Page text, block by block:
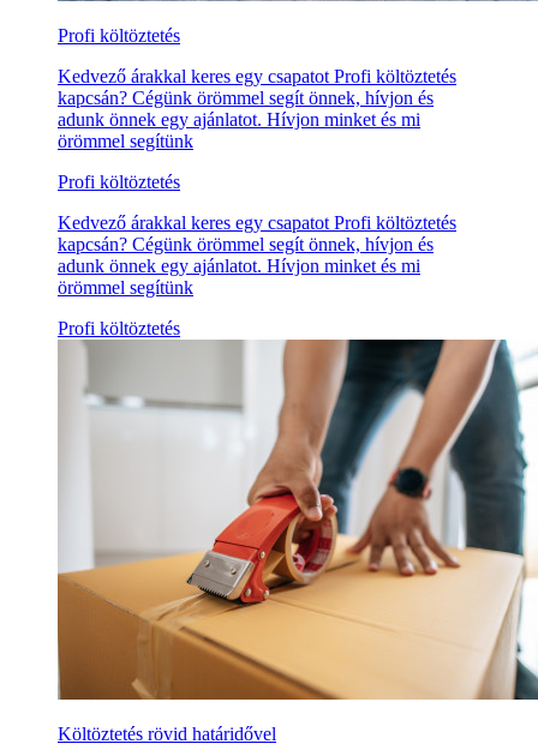
Profi költöztetés
Kedvező árakkal keres egy csapatot Profi költöztetés
kapcsán? Cégünk örömmel segít önnek, hívjon és
adunk önnek egy ajánlatot. Hívjon minket és mi
örömmel segítünk
Profi költöztetés
Kedvező árakkal keres egy csapatot Profi költöztetés
kapcsán? Cégünk örömmel segít önnek, hívjon és
adunk önnek egy ajánlatot. Hívjon minket és mi
örömmel segítünk
Profi költöztetés
Költöztetés rövid határidővel